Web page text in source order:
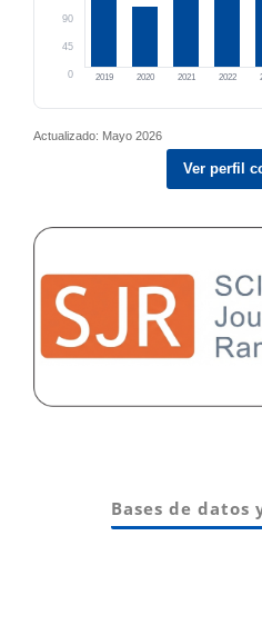
90
45
0 2019 2020 2021 2022
Actualizado: Mayo 2026
Ver perfil
Bases de